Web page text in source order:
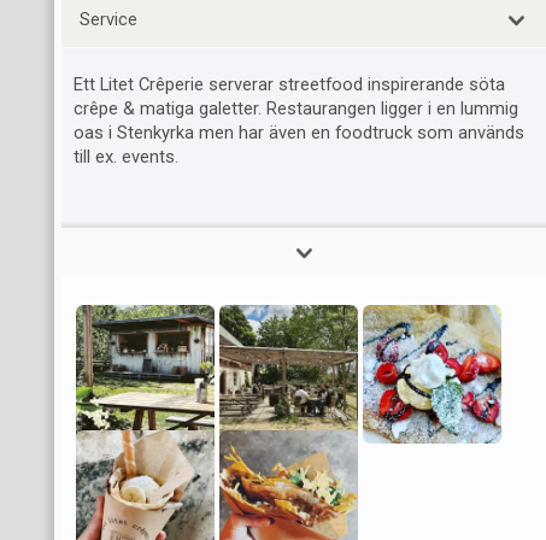
Service
Ett Litet Crêperie serverar streetfood inspirerande söta
crêpe & matiga galetter. Restaurangen ligger i en lummig
oas i Stenkyrka men har även en foodtruck som används
till ex. events.